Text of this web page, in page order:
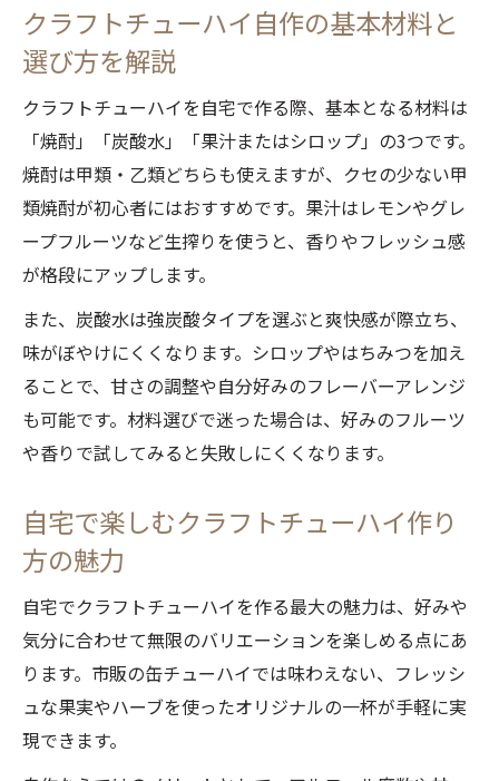
本格派も納得のクラフトチューハイ簡単手順
クラフトチューハイを簡単に仕上げる手順
の流れ
本格的な味を再現するクラフトチューハイ
作り方
クラフトチューハイ手順で押さえたい黄金
比とは
家で本格派クラフトチューハイを簡単に仕
込む方法
クラフトチューハイの美味しさを引き出す
ポイント
黄金比で作る理想のクラフトチューハイ体験
クラフトチューハイ黄金比の基本と応用例
焼酎と炭酸水の割合で変わるクラフトチュ
ーハイ
クラフトチューハイ作り方で味のバランス
を極める
黄金比を体感できるクラフトチューハイの
作り方
果汁やシロップで広がるクラフトチューハ
クラフトチューハイ自作の基本材料と
選び方を解説
クラフトチューハイを自宅で作る際、基本となる材料は
「焼酎」「炭酸水」「果汁またはシロップ」の3つです。
焼酎は甲類・乙類どちらも使えますが、クセの少ない甲
類焼酎が初心者にはおすすめです。果汁はレモンやグレ
ープフルーツなど生搾りを使うと、香りやフレッシュ感
が格段にアップします。
また、炭酸水は強炭酸タイプを選ぶと爽快感が際立ち、
味がぼやけにくくなります。シロップやはちみつを加え
ることで、甘さの調整や自分好みのフレーバーアレンジ
も可能です。材料選びで迷った場合は、好みのフルーツ
や香りで試してみると失敗しにくくなります。
自宅で楽しむクラフトチューハイ作り
方の魅力
自宅でクラフトチューハイを作る最大の魅力は、好みや
気分に合わせて無限のバリエーションを楽しめる点にあ
ります。市販の缶チューハイでは味わえない、フレッシ
ュな果実やハーブを使ったオリジナルの一杯が手軽に実
現できます。